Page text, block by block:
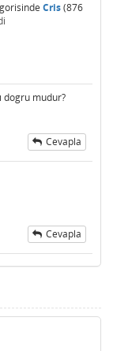
Cris(876
dogru mudur?
Cevapla
Cevapla